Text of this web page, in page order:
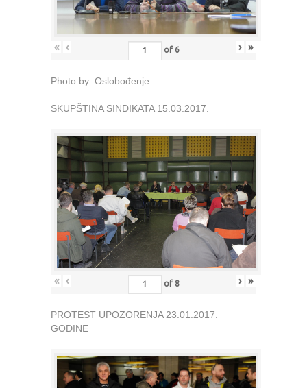
« ‹ of 6 › »
Photo by Oslobođenje
SKUPŠTINA SINDIKATA 15.03.2017.
« ‹ of 8 › »
PROTEST UPOZORENJA 23.01.2017.
GODINE